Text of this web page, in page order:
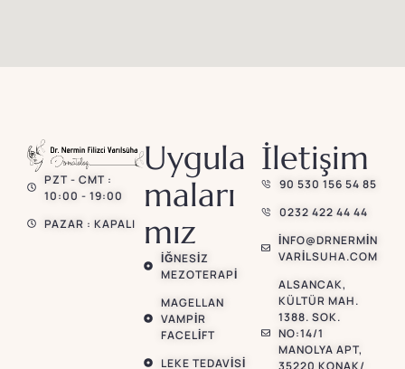
PZT - CMT :
10:00 - 19:00
PAZAR : KAPALI
Uygula
maları
mız
İĞNESIZ
MEZOTERAPI
MAGELLAN
VAMPIR
FACELIFT
LEKE TEDAVISI
İletişim
90 530 156 54 85
0232 422 44 44
INFO@DRNERMIN
VARILSUHA.COM
ALSANCAK,
KÜLTÜR MAH.
1388. SOK.
NO:14/1
MANOLYA APT,